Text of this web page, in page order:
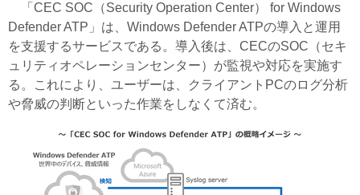
「CEC SOC（Security Operation Center） for Windows
Defender ATP」は、Windows Defender ATPの導入と運用
を支援するサービスである。導入後は、CECのSOC（セキ
ュリティオペレーションセンター）が監視や対応を実施す
る。これにより、ユーザーは、クライアントPCのログ分析
や脅威の判断といった作業をしなくて済む。